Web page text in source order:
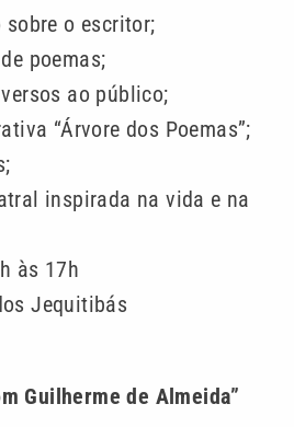
o escritor;
poemas;
ao público;
“Árvore dos Poemas”;
inspirada na vida e na
às 17h
Jequitibás
Guilherme de Almeida”